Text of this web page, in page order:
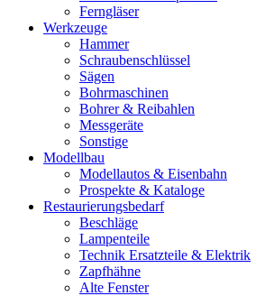
Ferngläser
Werkzeuge
Hammer
Schraubenschlüssel
Sägen
Bohrmaschinen
Bohrer & Reibahlen
Messgeräte
Sonstige
Modellbau
Modellautos & Eisenbahn
Prospekte & Kataloge
Restaurierungsbedarf
Beschläge
Lampenteile
Technik Ersatzteile & Elektrik
Zapfhähne
Alte Fenster